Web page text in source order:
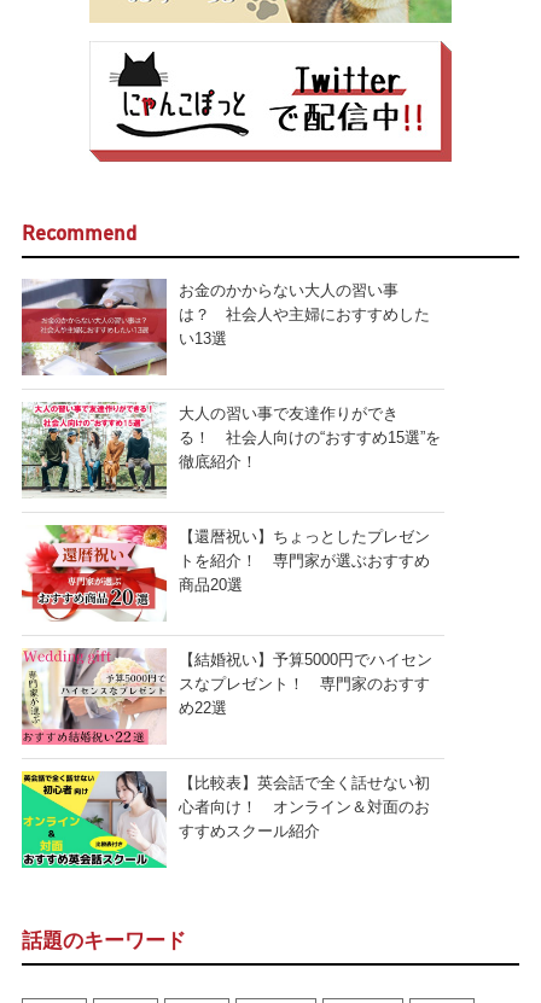
Recommend
お金のかからない大人の習い事
は？ 社会人や主婦におすすめした
い13選
大人の習い事で友達作りができ
る！ 社会人向けの“おすすめ15選”を
徹底紹介！
【還暦祝い】ちょっとしたプレゼン
トを紹介！ 専門家が選ぶおすすめ
商品20選
【結婚祝い】予算5000円でハイセン
スなプレゼント！ 専門家のおすす
め22選
【比較表】英会話で全く話せない初
心者向け！ オンライン＆対面のお
すすめスクール紹介
話題のキーワード